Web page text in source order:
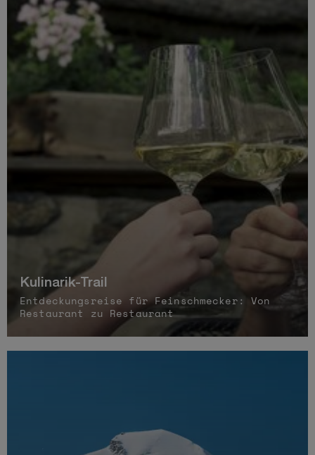
Kulinarik-Trail
Entdeckungsreise für Feinschmecker: Von
Restaurant zu Restaurant